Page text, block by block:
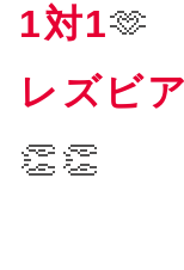
1対1🫶
レズビ
👏👏